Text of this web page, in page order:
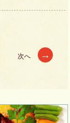
次へ
→